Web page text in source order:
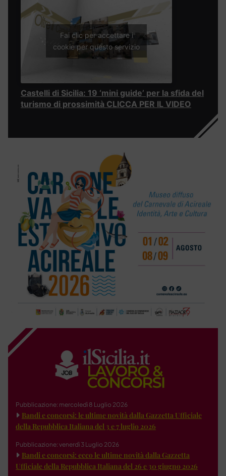
Fai clic per accettare i
cookie per questo servizio
Castelli di Sicilia: 19 ‘mini guide’ per la sfida del
turismo di prossimità CLICCA PER IL VIDEO
Pubblicazione: mercoledì 8 Luglio 2026
Bandi e concorsi: le ultime novità dalla Gazzetta Ufficiale
della Repubblica Italiana del 3 e 7 luglio 2026
Pubblicazione: venerdì 3 Luglio 2026
Bandi e concorsi: ecco le ultime novità dalla Gazzetta
Ufficiale della Repubblica Italiana del 26 e 30 giugno 2026